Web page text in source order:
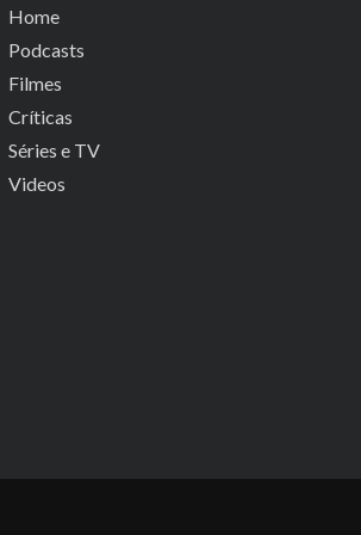
Home
Podcasts
Filmes
Críticas
Séries e TV
Videos